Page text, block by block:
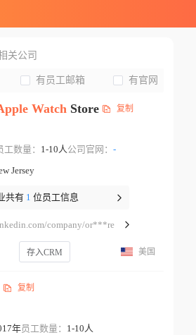
关公司
有员工邮箱 有官网
WatchStore 复制
工数量： 1-10人公司官网： -
Jersey
共有 1 位员工信息
company/or***re
存入CRM 美国
复制
年员工数量： 1-10人